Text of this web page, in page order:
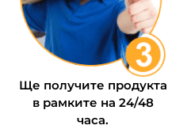
Ще получите продукта
в рамките на 24/48
часа.